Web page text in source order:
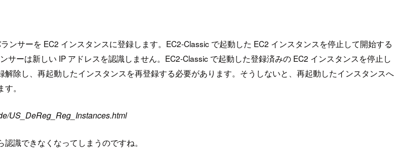
ンサーを EC2 インスタンスに登録します。EC2-Classic で起動した EC2 インスタンスを停止して開始する
ーは新しい IP アドレスを認識しません。EC2-Classic で起動した登録済みの EC2 インスタンスを停止し
除し、再起動したインスタンスを再登録する必要があります。そうしないと、再起動したインスタンスへ
。
US_DeReg_Reg_Instances.html
識できなくなってしまうのですね。